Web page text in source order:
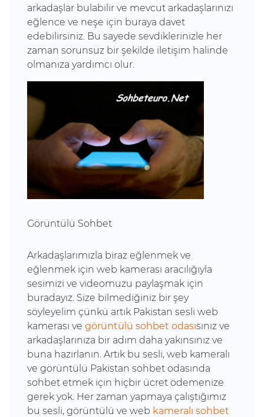
arkadaşlar bulabilir ve mevcut arkadaşlarınızı
eğlence ve neşe için buraya davet
edebilirsiniz. Bu sayede sevdiklerinizle her
zaman sorunsuz bir şekilde iletişim halinde
olmanıza yardımcı olur.
Görüntülü Sohbet
Arkadaşlarımızla biraz eğlenmek ve
eğlenmek için web kamerası aracılığıyla
sesimizi ve videomuzu paylaşmak için
buradayız. Size bilmediğiniz bir şey
söyleyelim çünkü artık Pakistan sesli web
kamerası ve görüntülü sohbet odasısınız ve
arkadaşlarınıza bir adım daha yakınsınız ve
buna hazırlanın. Artık bu sesli, web kameralı
ve görüntülü Pakistan sohbet odasında
sohbet etmek için hiçbir ücret ödemenize
gerek yok. Her zaman yapmaya çalıştığımız
bu sesli, görüntülü ve web kameralı sohbet